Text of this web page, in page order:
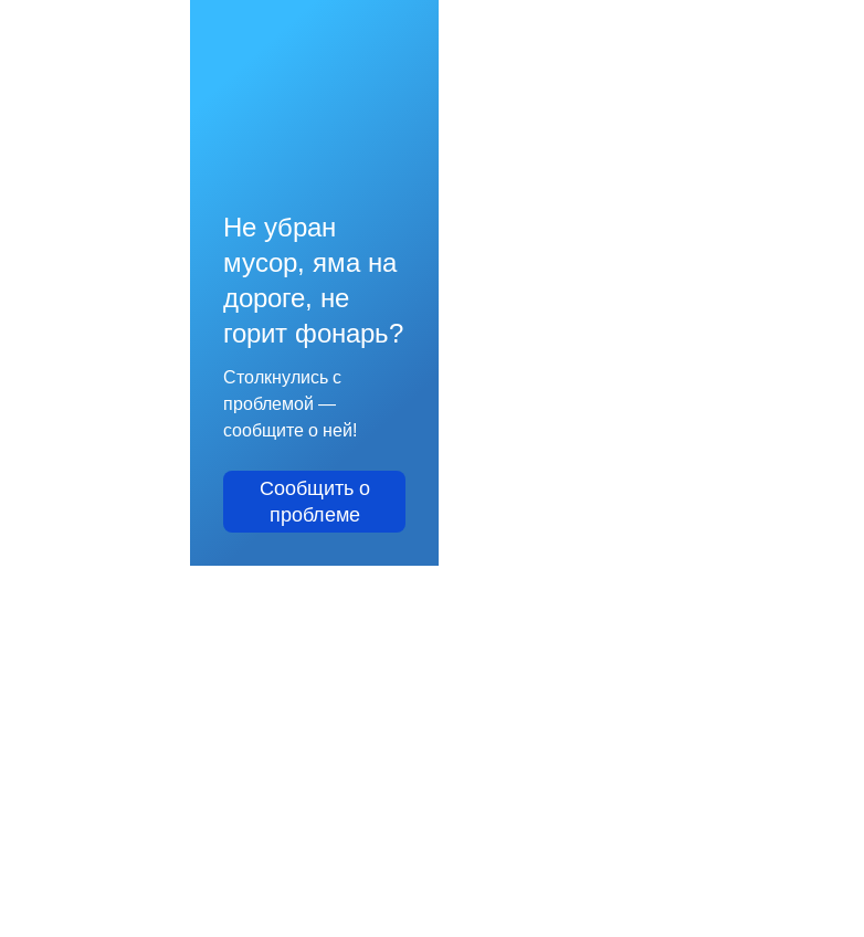
Не убран
мусор, яма на
дороге, не
горит фонарь?
Столкнулись с
проблемой —
сообщите о ней!
Сообщить о
проблеме